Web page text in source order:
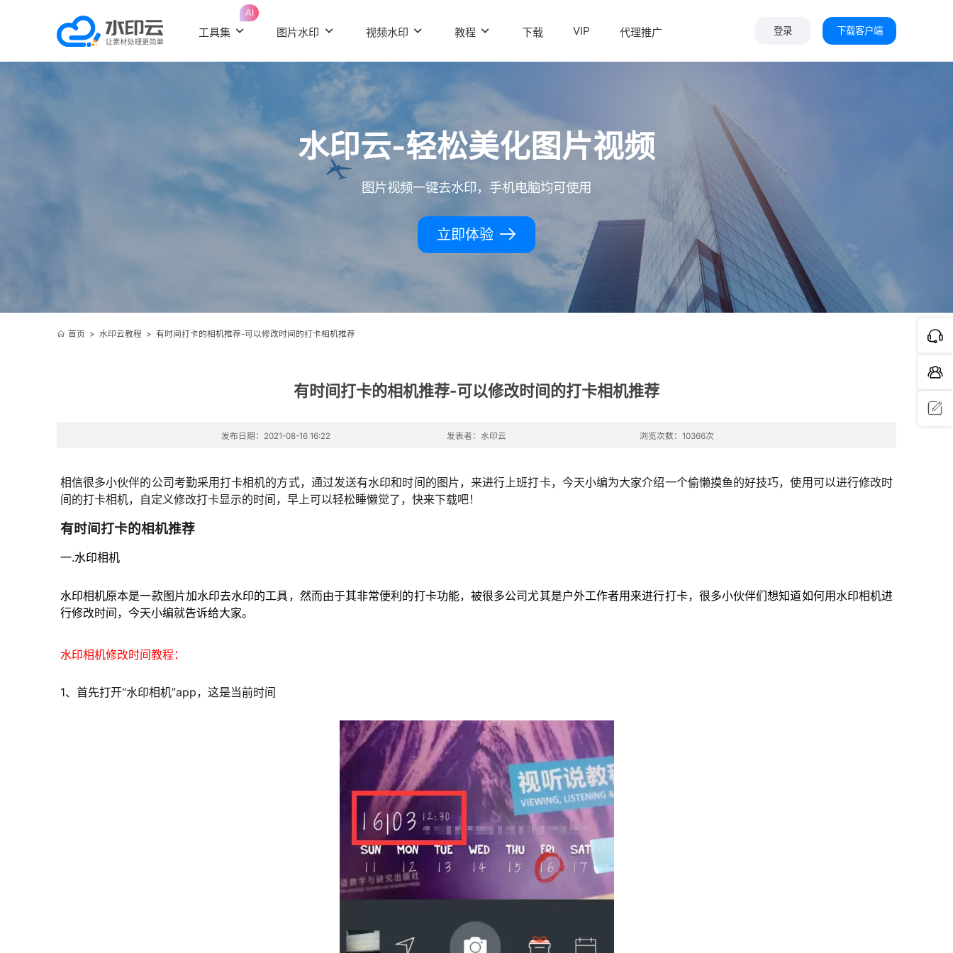
工具集
AI
图片水印 视频水印 教程 下载 VIP 代理推广 登录 下载客户端
水印云-轻松美化图片视频
图片视频一键去水印，手机电脑均可使用
立即体验
首页 > 水印云教程 > 有时间打卡的相机推荐-可以修改时间的打卡相机推荐
有时间打卡的相机推荐-可以修改时间的打卡相机推荐
发布日期：2021-08-16 16:22 发表者：水印云 浏览次数：10366次
相信很多小伙伴的公司考勤采用打卡相机的方式，通过发送有水印和时间的图片，来进行上班打卡，今天小编为大家介绍一个偷懒摸鱼的好技巧，使用可以进行修改时
间的打卡相机，自定义修改打卡显示的时间，早上可以轻松睡懒觉了，快来下载吧！
有时间打卡的相机推荐
一.水印相机
水印相机原本是一款图片加水印去水印的工具，然而由于其非常便利的打卡功能，被很多公司尤其是户外工作者用来进行打卡，很多小伙伴们想知道如何用水印相机进
行修改时间，今天小编就告诉给大家。
水印相机修改时间教程：
1、首先打开“水印相机”app，这是当前时间